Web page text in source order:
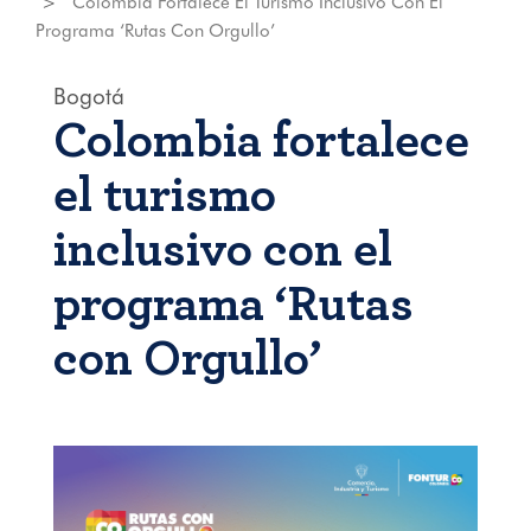
Programa ‘Rutas Con Orgullo’
Bogotá
Colombia fortalece
el turismo
inclusivo con el
programa ‘Rutas
con Orgullo’